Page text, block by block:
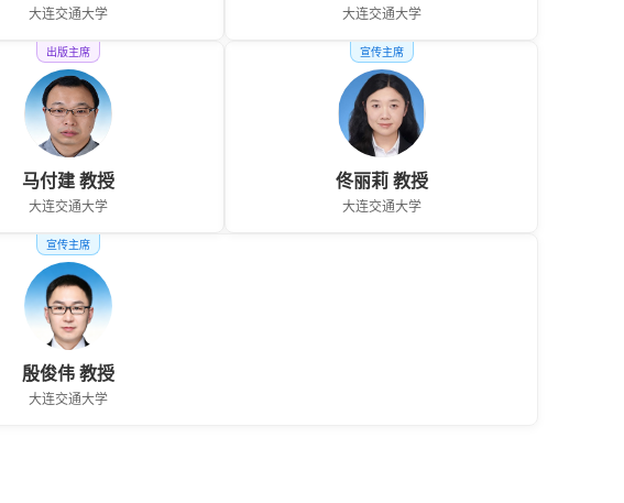
大连交通大学 大连交通大学
出版主席
马付建 教授
大连交通大学
宣传主席
佟丽莉 教授
大连交通大学
宣传主席
殷俊伟 教授
大连交通大学